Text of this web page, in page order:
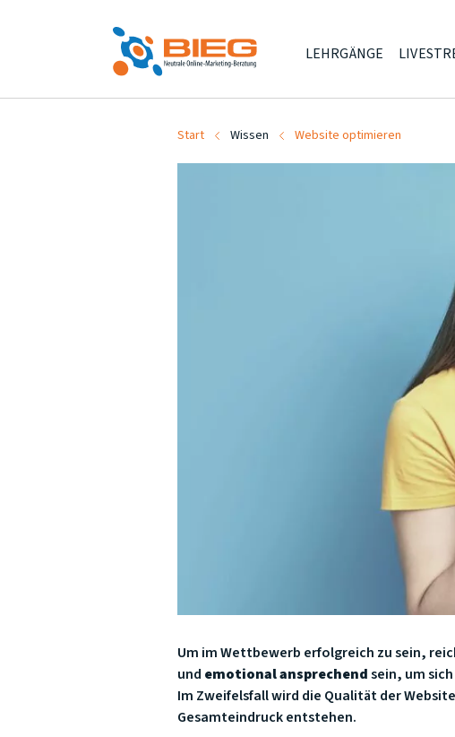
LEHRGÄNGE
Start Wissen Website optimieren
Um im Wettbewerb erfolgreich zu sein,
und emotional ansprechendsein, um
Im Zweifelsfall wird die Qualität der
Gesamteindruck entstehen.